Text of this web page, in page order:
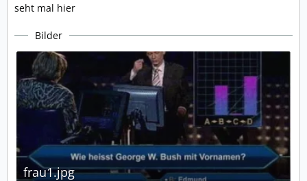
seht mal hier
Bilder
frau1.jpg